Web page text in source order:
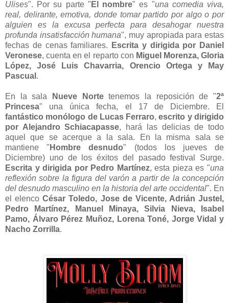
Ulises". Por su parte " El nombre" es "una comedia viva,
real, delirante, emotiva, donde tomar partido por algo o por
alguien es la excusa perfecta para desahogar nuestra
profunda insatisfacción humana", muy apropiada para estas
fechas de cenas familiares.
Escrita y dirigida por Daniel
Veronese, cuenta en el reparto con Miguel Morenza, Gloria
López, José Luis Chavarria, Orencio Ortega y May
Pascual .
En la sala Nueve Nortetenemos la reposición de "2ª
Princesa" una única fecha, el 17 de Diciembre. El
fantástico monólogo de Lucas Ferraro,escrito y dirigido
por Alejandro Schiacapasse, hará las delicias de todo
aquel que se acerque a la sala. En la misma sala se
mantiene " Hombre desnudo" (todos los jueves de
Diciembre) uno de los éxitos del pasado festival Surge.
Escrita y dirigida por Pedro Martínez, esta pieza es "una
reflexión sobre la figura del varón a partir de la concepción
del desnudo masculino en la historia del arte occidental". En
el elencoCésar Toledo, Jose de Vicente, Adrián Justel,
Pedro Martínez, Manuel Minaya, Silvia Nieva, Isabel
Pamo, Álvaro Pérez Muñoz, Lorena Toné, Jorge Vidal y
Nacho Zorrilla.